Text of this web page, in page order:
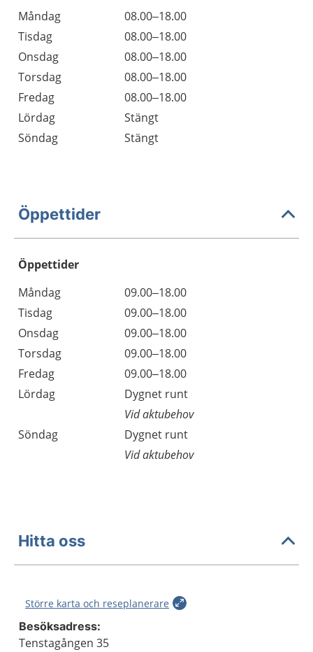
Måndag
08.00–18.00
Tisdag
08.00–18.00
Onsdag
08.00–18.00
Torsdag
08.00–18.00
Fredag
08.00–18.00
Lördag
Stängt
Söndag
Stängt
Öppettider
Öppettider
Dag
Öppettider
Kommentarer
Måndag
09.00–18.00
Tisdag
09.00–18.00
Onsdag
09.00–18.00
Torsdag
09.00–18.00
Fredag
09.00–18.00
Lördag
Dygnet runt
Vid aktubehov
Söndag
Dygnet runt
Vid aktubehov
Hitta oss
Större karta och reseplanerare
Besöksadress:
Tenstagången 35